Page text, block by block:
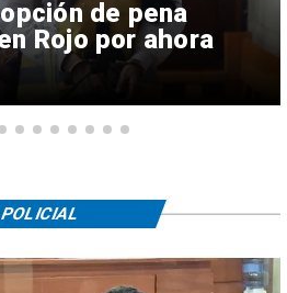
de pena
Rojo por ahora
POLICIAL